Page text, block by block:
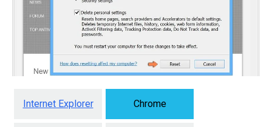
Internet Explorer Chrome